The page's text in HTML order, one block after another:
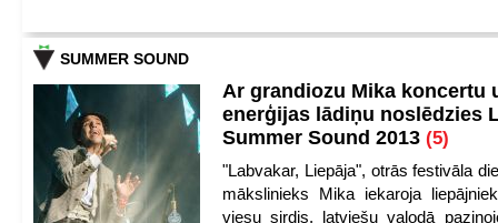
SUMMER SOUND
Ar grandiozu Mika koncertu
enerģijas lādiņu noslēdzies
Summer Sound 2013 (5)
"Labvakar, Liepāja", otrās festivāla
mākslinieks Mika iekaroja
viesu sirdis, latviešu valodā